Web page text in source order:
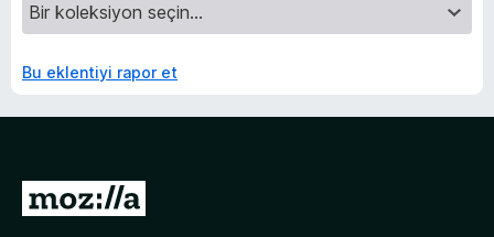
Bu eklentiyi rapor et
M